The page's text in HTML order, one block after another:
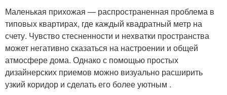
Маленькая прихожая — распространенная проблема в
типовых квартирах, где каждый квадратный метр на
счету. Чувство стесненности и нехватки пространства
может негативно сказаться на настроении и общей
атмосфере дома. Однако с помощью простых
дизайнерских приемов можно визуально расширить
узкий коридор и сделать его более уютным .